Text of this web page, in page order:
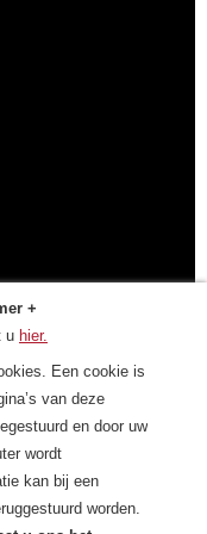
+
u hier.
Een cookie is
van deze
en door uw
wordt
kan bij een
worden.